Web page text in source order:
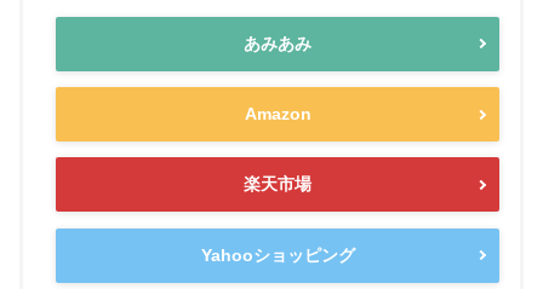
あみあみ
Amazon
楽天市場
Yahooショッピング